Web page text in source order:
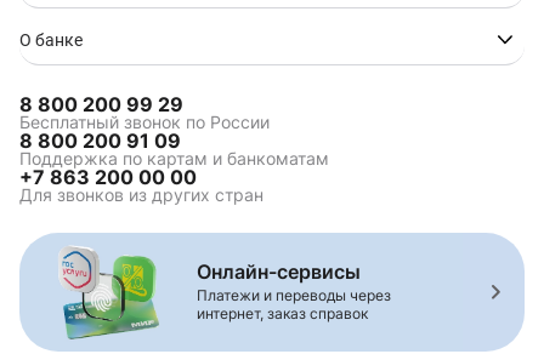
О банке
8 800 200 99 29
Бесплатный звонок по России
8 800 200 91 09
Поддержка по картам и банкоматам
+7 863 200 00 00
Для звонков из других стран
Онлайн-сервисы
Платежи и переводы через
интернет, заказ справок